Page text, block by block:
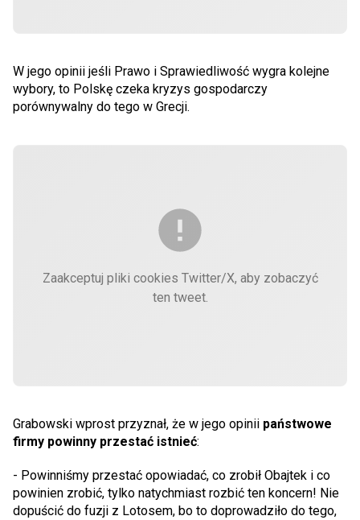
W jego opinii jeśli Prawo i Sprawiedliwość wygra kolejne
wybory, to Polskę czeka kryzys gospodarczy
porównywalny do tego w Grecji.
Zaakceptuj pliki cookies Twitter/X, aby zobaczyć
ten tweet.
Grabowski wprost przyznał, że w jego opinii państwowe
firmy powinny przestać istnieć:
- Powinniśmy przestać opowiadać, co zrobił Obajtek i co
powinien zrobić, tylko natychmiast rozbić ten koncern! Nie
dopuścić do fuzji z Lotosem, bo to doprowadziło do tego,